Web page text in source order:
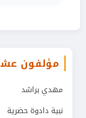
مؤلفون
مهدي براشد
نبية دادوة حضرية